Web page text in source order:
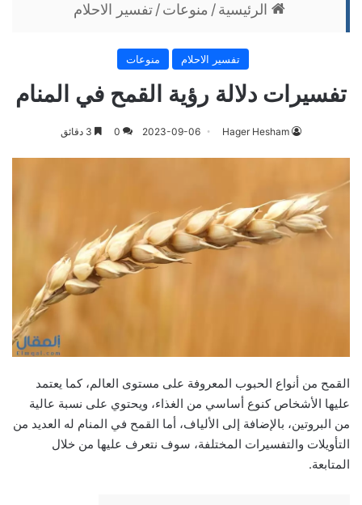
الرئيسية / منوعات / تفسير الاحلام
تفسير الاحلام منوعات
تفسيرات دلالة رؤية القمح في المنام
Hager Hesham
2023-09-06
0
القمح من أنواع الحبوب المعروفة على مستوى العالم، كما يعتمد
عليها الأشخاص كنوع أساسي من الغذاء، ويحتوي على نسبة عالية
من البروتين، بالإضافة إلى الألياف، أما القمح في المنام له العديد من
التأويلات والتفسيرات المختلفة، سوف نتعرف عليها من خلال
المتابعة.